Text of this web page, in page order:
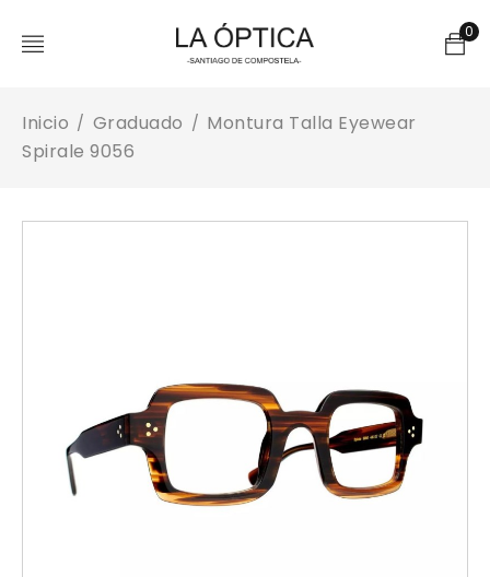
0
Inicio / Graduado / Montura Talla Eyewear
Spirale 9056